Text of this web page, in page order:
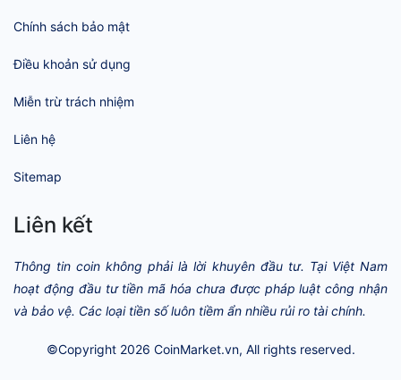
Chính sách bảo mật
Điều khoản sử dụng
Miễn trừ trách nhiệm
Liên hệ
Sitemap
Liên kết
Thông tin coin không phải là lời khuyên đầu tư. Tại Việt Nam
hoạt động đầu tư tiền mã hóa chưa được pháp luật công nhận
và bảo vệ. Các loại tiền số luôn tiềm ẩn nhiều rủi ro tài chính.
©Copyright 2026 CoinMarket.vn, All rights reserved.